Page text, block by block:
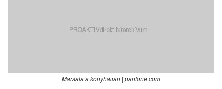
Marsala a konyhában | pantone.com